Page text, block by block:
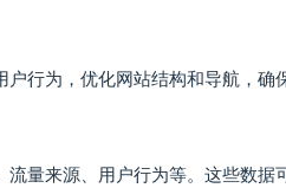
行为，优化网站结构和导航，确
量来源、用户行为等。这些数据